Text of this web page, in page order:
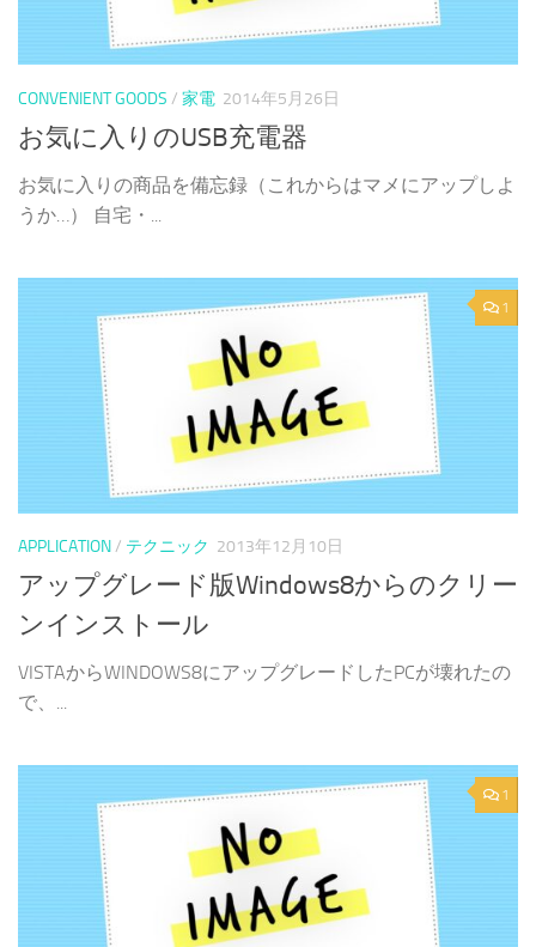
CONVENIENT GOODS / 家電 2014年5月26日
お気に入りのUSB充電器
お気に入りの商品を備忘録（これからはマメにアップしよ
うか…） 自宅・...
1
APPLICATION/ テクニック 2013年12月10日
アップグレード版Windows8からのクリー
ンインストール
VISTAからWINDOWS8にアップグレードしたPCが壊れたの
で、...
1